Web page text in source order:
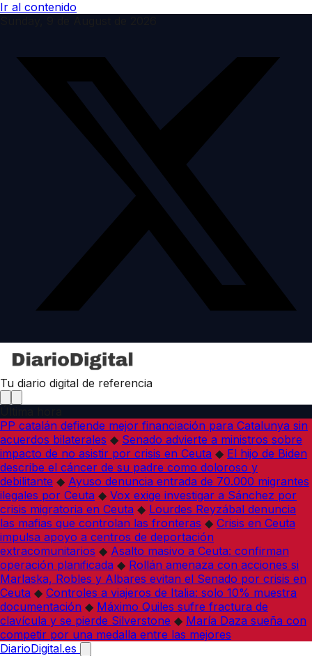
Ir al contenido
Tu diario digital de referencia
PP catalán defiende mejor financiación para Catalunya sin
acuerdos bilaterales ◆ Senado advierte a ministros sobre
impacto de no asistir por crisis en Ceuta ◆ El hijo de Biden
describe el cáncer de su padre como doloroso y
debilitante ◆ Ayuso denuncia entrada de 70.000 migrantes
ilegales por Ceuta ◆ Vox exige investigar a Sánchez por
crisis migratoria en Ceuta ◆ Lourdes Reyzábal denuncia
las mafias que controlan las fronteras ◆ Crisis en Ceuta
impulsa apoyo a centros de deportación
extracomunitarios ◆ Asalto masivo a Ceuta: confirman
operación planificada ◆ Rollán amenaza con acciones si
Marlaska, Robles y Albares evitan el Senado por crisis en
Ceuta ◆ Controles a viajeros de Italia: solo 10% muestra
documentación ◆ Máximo Quiles sufre fractura de
clavícula y se pierde Silverstone ◆ María Daza sueña con
competir por una medalla entre las mejores
DiarioDigital.es